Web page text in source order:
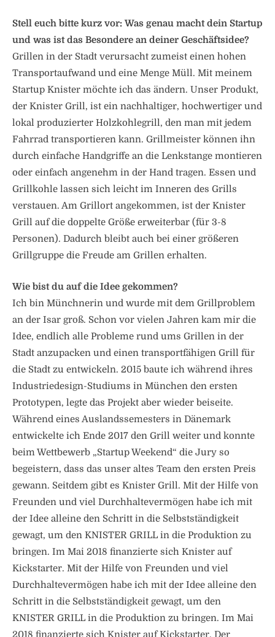
Stell euch bitte kurz vor: Was genau macht dein Startup
und was ist das Besondere an deiner Geschäftsidee?
Grillen in der Stadt verursacht zumeist einen hohen
Transportaufwand und eine Menge Müll. Mit meinem
Startup Knister möchte ich das ändern. Unser Produkt,
der Knister Grill, ist ein nachhaltiger, hochwertiger und
lokal produzierter Holzkohlegrill, den man mit jedem
Fahrrad transportieren kann. Grillmeister können ihn
durch einfache Handgriffe an die Lenkstange montieren
oder einfach angenehm in der Hand tragen. Essen und
Grillkohle lassen sich leicht im Inneren des Grills
verstauen. Am Grillort angekommen, ist der Knister
Grill auf die doppelte Größe erweiterbar (für 3-8
Personen). Dadurch bleibt auch bei einer größeren
Grillgruppe die Freude am Grillen erhalten.
Wie bist du auf die Idee gekommen?
Ich bin Münchnerin und wurde mit dem Grillproblem
an der Isar groß. Schon vor vielen Jahren kam mir die
Idee, endlich alle Probleme rund ums Grillen in der
Stadt anzupacken und einen transportfähigen Grill für
die Stadt zu entwickeln. 2015 baute ich während ihres
Industriedesign-Studiums in München den ersten
Prototypen, legte das Projekt aber wieder beiseite.
Während eines Auslandssemesters in Dänemark
entwickelte ich Ende 2017 den Grill weiter und konnte
beim Wettbewerb „Startup Weekend“ die Jury so
begeistern, dass das unser altes Team den ersten Preis
gewann. Seitdem gibt es Knister Grill. Mit der Hilfe von
Freunden und viel Durchhaltevermögen habe ich mit
der Idee alleine den Schritt in die Selbstständigkeit
gewagt, um den KNISTER GRILL in die Produktion zu
bringen. Im Mai 2018 finanzierte sich Knister auf
Kickstarter. Mit der Hilfe von Freunden und viel
Durchhaltevermögen habe ich mit der Idee alleine den
Schritt in die Selbstständigkeit gewagt, um den
KNISTER GRILL in die Produktion zu bringen. Im Mai
2018 finanzierte sich Knister auf Kickstarter. Der